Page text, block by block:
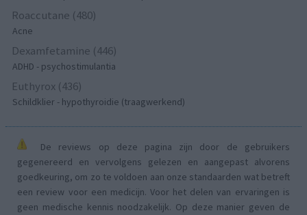
Roaccutane (480)
Acne
Dexamfetamine (446)
ADHD - psychostimulantia
Euthyrox (436)
Schildklier - hypothyroidie (traagwerkend)
De reviews op deze pagina zijn door de gebruikers
gegenereerd en vervolgens gelezen en aangepast alvorens
goedkeuring, om zo te voldoen aan onze standaarden wat betreft
een review voor een medicijn. Voor het delen van ervaringen is
geen medische kennis noodzakelijk. Op deze manier geven de